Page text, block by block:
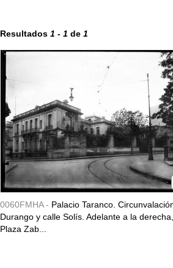
Resultados 1 - 1 de 1
0060FMHA - Palacio Taranco.
Durango y calle Solís. Adelante a la
Plaza Zab...